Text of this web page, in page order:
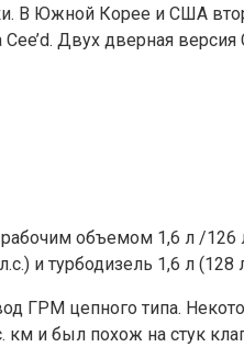
В Южной Корее и США
Двух дверная версия
объемом 1,6 л /126
и турбодизель 1,6 л (128
ГРМ цепного типа.
км и был похож на стук